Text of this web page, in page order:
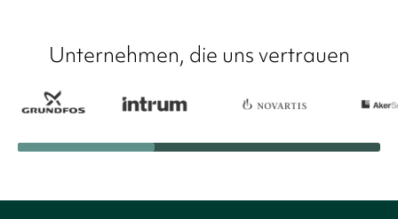
Unternehmen, die uns vertrauen